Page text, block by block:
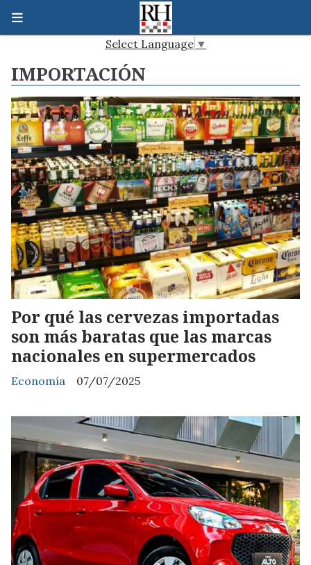
Select Language ▼
IMPORTACIÓN
Por qué las cervezas importadas
son más baratas que las marcas
nacionales en supermercados
Economía 07/07/2025